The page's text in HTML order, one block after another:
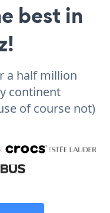
best in
a half million
continent
of course not)